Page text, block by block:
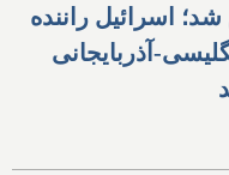
اسرائیل راننده
آذربایجانی